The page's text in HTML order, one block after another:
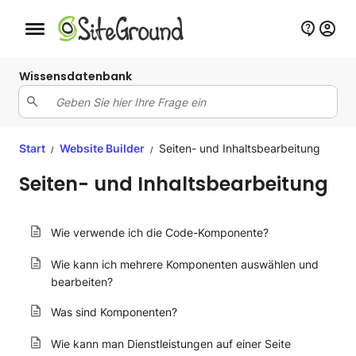
Schaltfläche Mobile Navigation
Wissensdatenbank
Start / Website Builder / Seiten- und Inhaltsbearbeitung
Seiten- und Inhaltsbearbeitung
Wie verwende ich die Code-Komponente?
Wie kann ich mehrere Komponenten auswählen und
bearbeiten?
Was sind Komponenten?
Wie kann man Dienstleistungen auf einer Seite